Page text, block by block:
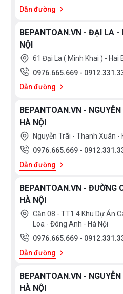
Dẫn đường
BEPANTOAN.VN - ĐẠI LA -
NỘI
61 Đại La ( Minh Khai ) - Hai
0976.665.669 -
Dẫn đường
BEPANTOAN.VN -
HÀ NỘI
Nguyễn Trãi - Thanh Xuân -
0976.665.669 -
Dẫn đường
BEPANTOAN.VN - ĐƯỜNG
HÀ NỘI
Căn 08 - TT1.4 Khu Dự Án
Loa - Đông Anh - Hà Nội
0976.665.669 -
Dẫn đường
BEPANTOAN.VN -
HÀ NỘI